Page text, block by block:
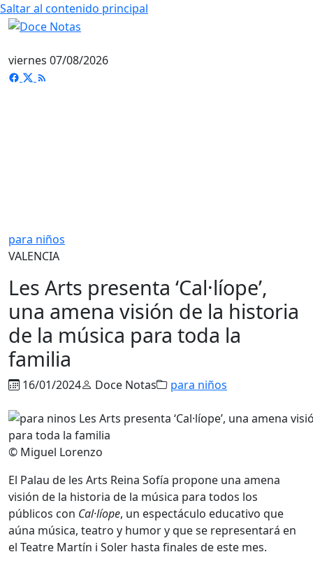
Saltar al contenido principal
viernes 07/08/2026
para niños
VALENCIA
Les Arts presenta ‘Cal·líope’,
una amena visión de la historia
de la música para toda la
familia
16/01/2024 Doce Notas para niños
© Miguel Lorenzo
El Palau de les Arts Reina Sofía propone una amena
visión de la historia de la música para todos los
públicos con Cal·líope, un espectáculo educativo que
aúna música, teatro y humor y que se representará en
el Teatre Martín i Soler hasta finales de este mes.